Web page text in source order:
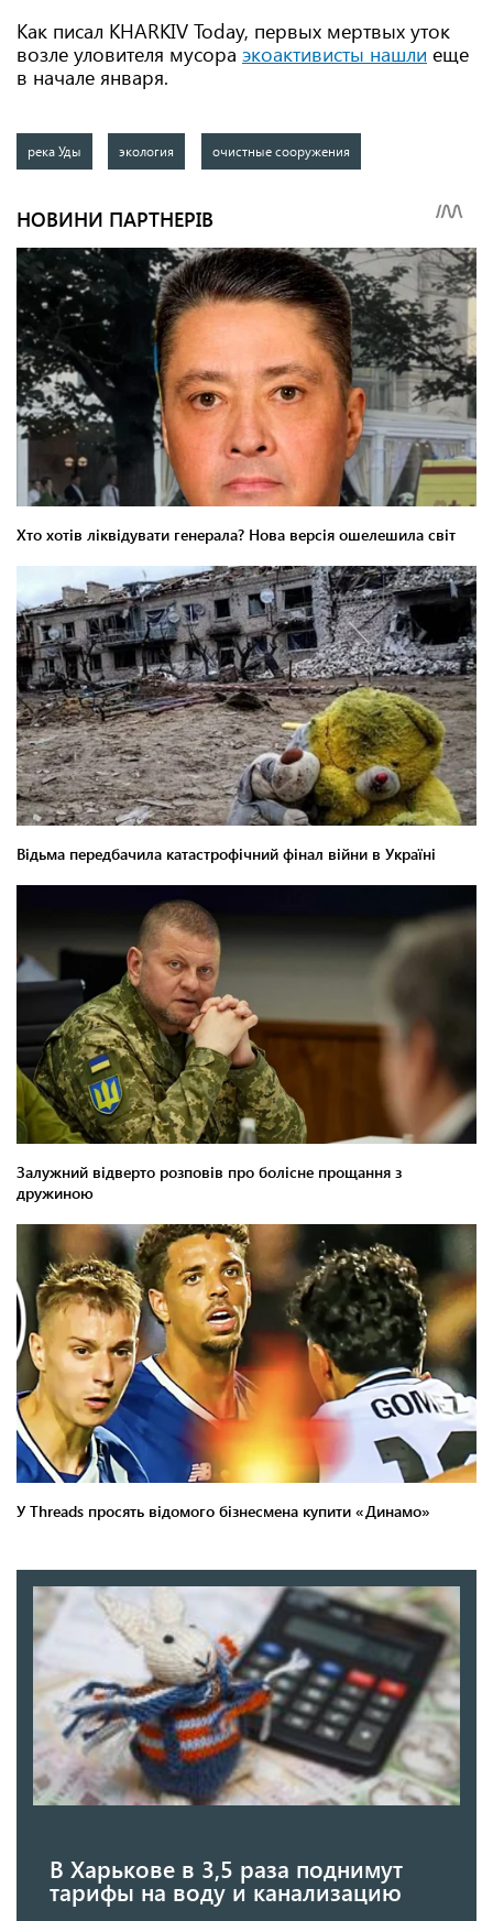
Как писал KHARKIV Today, первых мертвых уток
возле уловителя мусора экоактивисты нашли еще
в начале января.
река Уды экология очистные сооружения
В Харькове в 3,5 раза поднимут
тарифы на воду и канализацию